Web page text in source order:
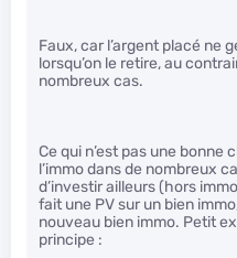
Faux, car l’argent placé ne
lorsqu’on le retire, au
nombreux cas.
Ce qui n’est pas une bonne
l’immo dans de nombreux
d’investir ailleurs (hors
fait une PV sur un bien
nouveau bien immo. Petit
principe :